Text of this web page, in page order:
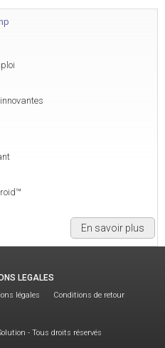
En savoir plus
LEGALES
légales Conditions de retour
- Tous droits réservés